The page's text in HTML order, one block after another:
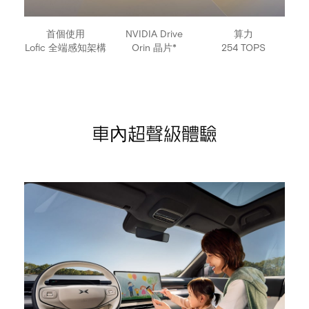
首個使用
Lofic 全端感知架構
NVIDIA Drive
Orin 晶片*
算力
254 TOPS
車內超聲級體驗